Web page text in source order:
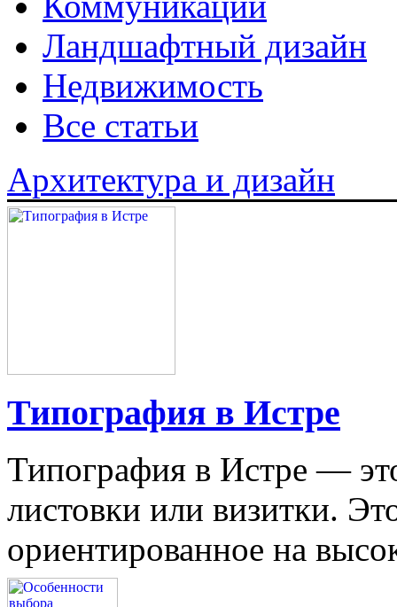
Ландшафтный дизайн
Недвижимость
Все статьи
Архитектура и дизайн
Типография в Истре
Типография в Истре —
листовки или визитки.
ориентированное на